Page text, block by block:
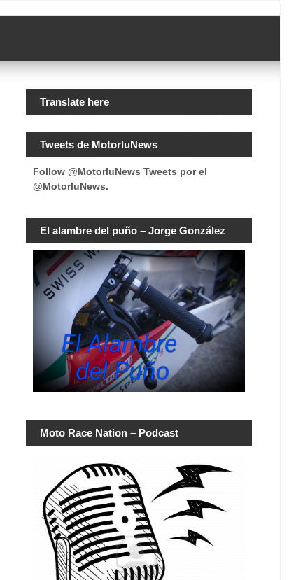
Translate here
Tweets de MotorluNews
Follow @MotorluNews Tweets por el
@MotorluNews.
El alambre del puño – Jorge González
Moto Race Nation – Podcast